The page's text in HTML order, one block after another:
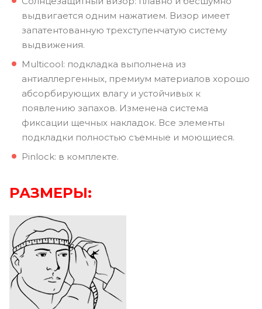
выдвигается одним нажатием. Визор имеет
запатентованную трехступенчатую систему
выдвижения.
Multicool: подкладка выполнена из
антиаллергенных, премиум материалов хорошо
абсорбирующих влагу и устойчивых к
появлению запахов. Изменена система
фиксации щечных накладок. Все элементы
подкладки полностью съемные и моющиеся.
Pinlock: в комплекте.
РАЗМЕРЫ: